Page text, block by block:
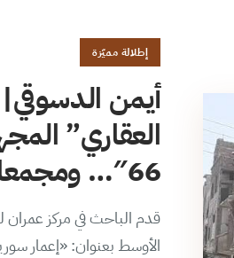
إطلالة مميّزة
أيمن الدسوقي|
العقاري”
66″… ومجمعات فاخرة للأثرياء الجدد
قدم الباحث في مركز عمران
الأوسط بعنوان: «إعمار